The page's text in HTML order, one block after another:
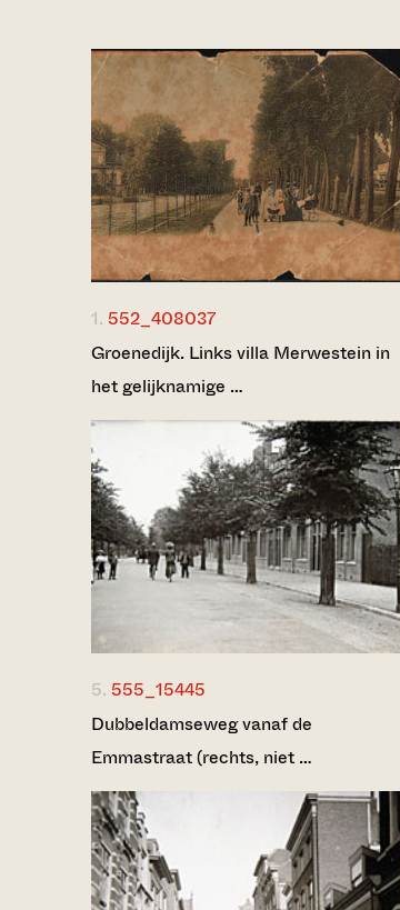
1. 552_408037
Groenedijk. Links villa Merwestein in
het gelijknamige …
5. 555_15445
Dubbeldamseweg vanaf de
Emmastraat (rechts, niet …